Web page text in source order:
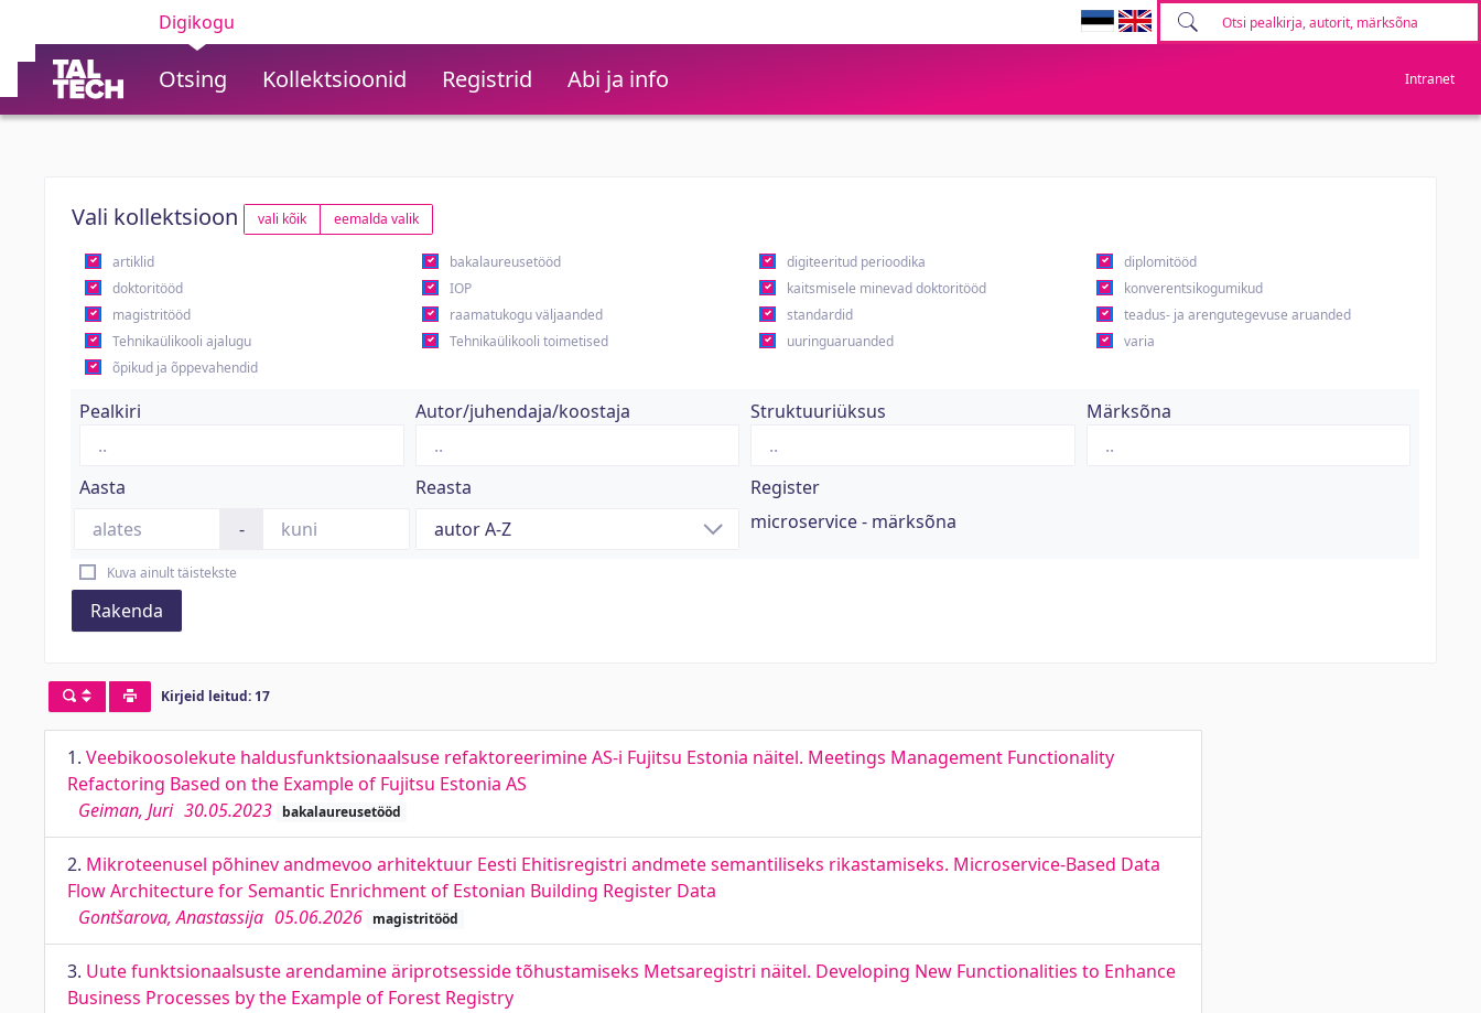
Digikogu
Otsing Kollektsioonid Registrid Abi ja info Intranet
Vali kollektsioon vali kõik eemalda valik
artiklid bakalaureusetööd digiteeritud perioodika
diplomitööd
doktoritööd
IOP kaitsmisele minevad doktoritööd
konverentsikogumikud
magistritööd
raamatukogu väljaanded standardid
teadus- ja arengutegevuse aruanded
Tehnikaülikooli ajalugu
Tehnikaülikooli toimetised uuringuaruanded
varia
õpikud ja õppevahendid
Pealkiri Autor/juhendaja/koostaja Struktuuriüksus Märksõna
Aasta
-
Reasta
Register
microservice - märksõna
Kuva ainult täistekste
Rakenda
Kirjeid leitud: 17
1. Veebikoosolekute haldusfunktsionaalsuse refaktoreerimine AS-i Fujitsu Estonia näitel. Meetings Management Functionality
Refactoring Based on the Example of Fujitsu Estonia AS
Geiman, Juri 30.05.2023 bakalaureusetööd
2. Mikroteenusel põhinev andmevoo arhitektuur Eesti Ehitisregistri andmete semantiliseks rikastamiseks. Microservice-Based Data
Flow Architecture for Semantic Enrichment of Estonian Building Register Data
Gontšarova, Anastassija 05.06.2026 magistritööd
3. Uute funktsionaalsuste arendamine äriprotsesside tõhustamiseks Metsaregistri näitel. Developing New Functionalities to Enhance
Business Processes by the Example of Forest Registry